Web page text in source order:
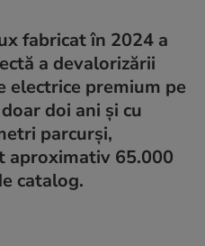
fabricat în 2024 a
a devalorizării
electrice premium pe
doi ani și cu
parcurși,
aproximativ 65.000
catalog.